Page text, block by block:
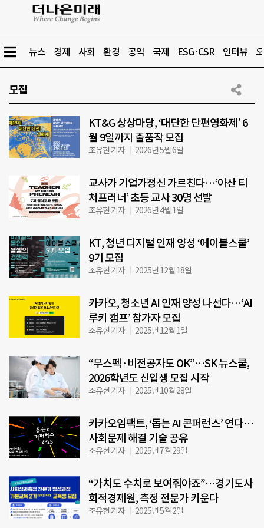
뉴스 경제 사회 환경 공익 국제 ESG·CSR 인터뷰
모집
KT&G 상상마당, ‘대단한 단편영화제’ 6
월 9일까지 출품작 모집
조유현 기자 2026년 5월 6일
교사가 기업가정신 가르친다…‘아산 티
처프러너’ 초등 교사 30명 선발
조유현 기자 2026년 4월 1일
KT, 청년 디지털 인재 양성 ‘에이블스쿨’
9기 모집
조유현 기자 2025년 12월 18일
카카오, 청소년 AI 인재 양성 나선다…‘AI
루키 캠프’ 참가자 모집
조유현 기자 2025년 12월 1일
“무스펙·비전공자도 OK”…SK 뉴스쿨,
2026학년도 신입생 모집 시작
조유현 기자 2025년 10월 28일
카카오임팩트, ‘돕는 AI 콘퍼런스’ 연다…
사회문제 해결 기술 공유
조유현 기자 2025년 7월 29일
“가치도 수치로 보여줘야죠”…경기도사
회적경제원, 측정 전문가 키운다
조유현 기자 2025년 5월 2일